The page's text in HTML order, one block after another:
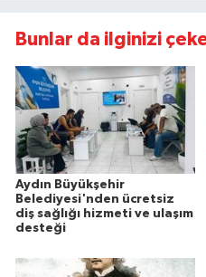
Bunlar da ilginizi
Aydın Büyükşehir
Belediyesi'nden ücretsiz
diş sağlığı hizmeti ve ulaşım
desteği